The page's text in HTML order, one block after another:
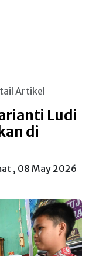
Artikel
Ludi
di
, 08 May 2026